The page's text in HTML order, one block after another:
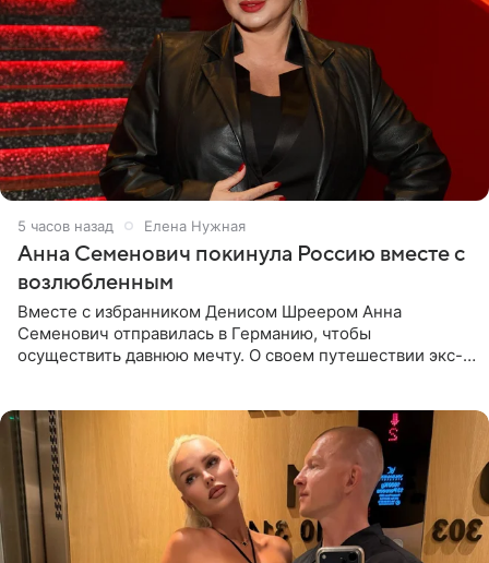
5 часов назад Елена Нужная
Анна Семенович покинула Россию вместе с
возлюбленным
Вместе с избранником Денисом Шреером Анна
Семенович отправилась в Германию, чтобы
осуществить давнюю мечту. О своем путешествии экс-